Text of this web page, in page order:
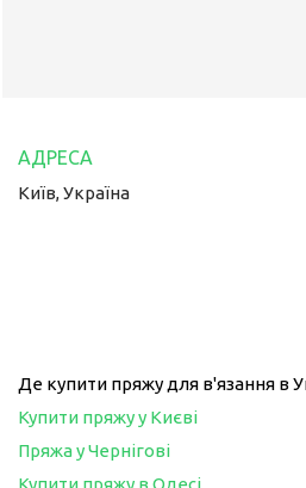
Київ, Україна
Де купити пряжу для в'язання в
Купити пряжу у Києві
Пряжа у Чернігові
Купити пряжу в Одесі